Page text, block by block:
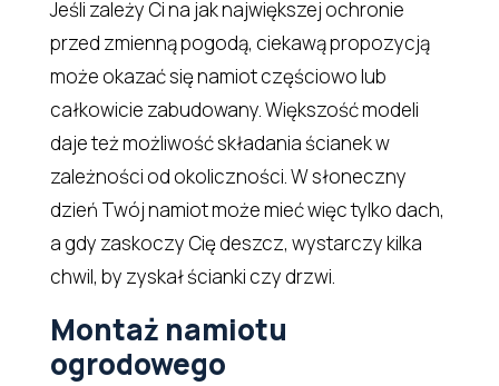
Jeśli zależy Ci na jak największej ochronie
przed zmienną pogodą, ciekawą propozycją
może okazać się namiot częściowo lub
całkowicie zabudowany. Większość modeli
daje też możliwość składania ścianek w
zależności od okoliczności. W słoneczny
dzień Twój namiot może mieć więc tylko dach,
a gdy zaskoczy Cię deszcz, wystarczy kilka
chwil, by zyskał ścianki czy drzwi.
Montaż namiotu
ogrodowego